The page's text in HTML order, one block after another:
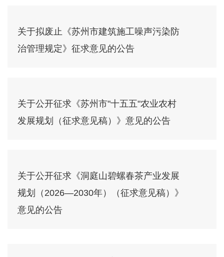
关于拟废止《苏州市建筑施工噪声污染防
治管理规定》征求意见的公告
关于公开征求《苏州市"十五五"农业农村
发展规划（征求意见稿）》意见的公告
关于公开征求《洞庭山碧螺春茶产业发展
规划（2026—2030年）（征求意见稿）》
意见的公告